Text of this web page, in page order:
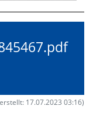
17.07.2023 03:16)